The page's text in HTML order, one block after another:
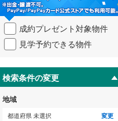
件
を
イ
ペ
ジ
に
保
存
す
る
成約プレゼント対象物件
見学予約できる物件
検索条件の変更
地域
都道府県 未選択 変更
近江鉄道多賀線(2)
京福電気鉄道北野線
京阪宇治線(55)
阪急京都本線(370